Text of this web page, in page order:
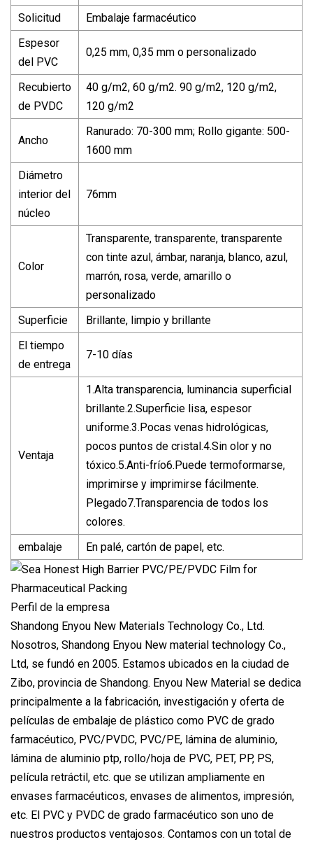
Solicitud
Embalaje farmacéutico
Espesor
del PVC
0,25 mm, 0,35 mm o personalizado
Recubierto
de PVDC
40 g/m2, 60 g/m2. 90 g/m2, 120 g/m2,
120 g/m2
Ancho
Ranurado: 70-300 mm; Rollo gigante: 500-
1600 mm
Diámetro
interior del
núcleo
76mm
Color
Transparente, transparente, transparente
con tinte azul, ámbar, naranja, blanco, azul,
marrón, rosa, verde, amarillo o
personalizado
Superficie
Brillante, limpio y brillante
El tiempo
de entrega
7-10 días
Ventaja
1.Alta transparencia, luminancia superficial
brillante.2.Superficie lisa, espesor
uniforme.3.Pocas venas hidrológicas,
pocos puntos de cristal.4.Sin olor y no
tóxico.5.Anti-frío6.Puede termoformarse,
imprimirse y imprimirse fácilmente.
Plegado7.Transparencia de todos los
colores.
embalaje
En palé, cartón de papel, etc.
Perfil de la empresa
Shandong Enyou New Materials Technology Co., Ltd.
Nosotros, Shandong Enyou New material technology Co.,
Ltd, se fundó en 2005. Estamos ubicados en la ciudad de
Zibo, provincia de Shandong. Enyou New Material se dedica
principalmente a la fabricación, investigación y oferta de
películas de embalaje de plástico como PVC de grado
farmacéutico, PVC/PVDC, PVC/PE, lámina de aluminio,
lámina de aluminio ptp, rollo/hoja de PVC, PET, PP, PS,
película retráctil, etc. que se utilizan ampliamente en
envases farmacéuticos, envases de alimentos, impresión,
etc. El PVC y PVDC de grado farmacéutico son uno de
nuestros productos ventajosos. Contamos con un total de